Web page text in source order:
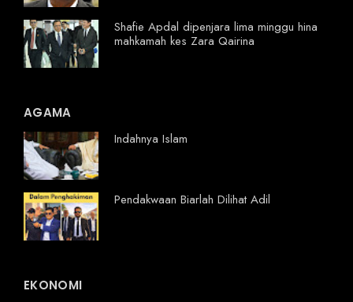
Shafie Apdal dipenjara lima minggu hina
mahkamah kes Zara Qairina
AGAMA
Indahnya Islam
Pendakwaan Biarlah Dilihat Adil
EKONOMI